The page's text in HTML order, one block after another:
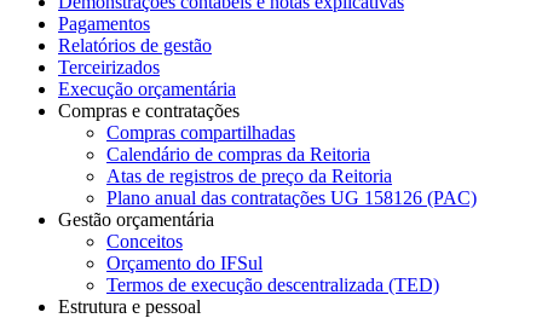
Pagamentos
Relatórios de gestão
Terceirizados
Execução orçamentária
Compras e contratações
Compras compartilhadas
Calendário de compras da Reitoria
Atas de registros de preço da Reitoria
Plano anual das contratações UG 158126 (PAC)
Gestão orçamentária
Conceitos
Orçamento do IFSul
Termos de execução descentralizada (TED)
Estrutura e pessoal